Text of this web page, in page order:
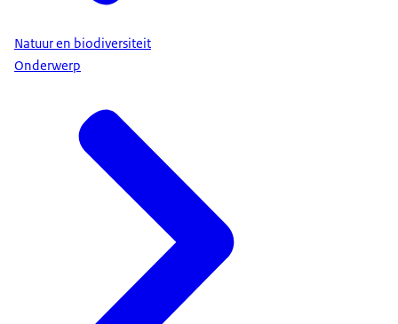
Natuur en biodiversiteit
Onderwerp